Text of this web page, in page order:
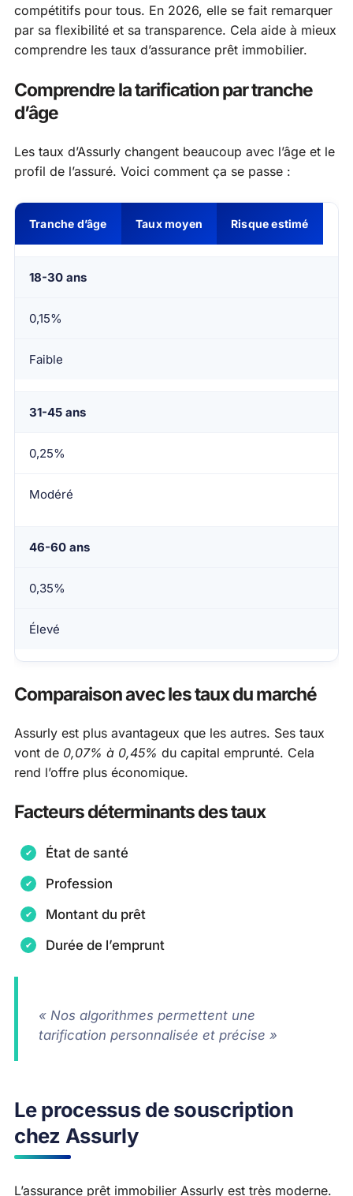
compétitifs pour tous. En 2026, elle se fait remarquer
par sa flexibilité et sa transparence. Cela aide à mieux
comprendre les taux d’assurance prêt immobilier.
Comprendre la tarification par tranche
d’âge
Les taux d’Assurly changent beaucoup avec l’âge et le
profil de l’assuré. Voici comment ça se passe :
Tranche d’âge Taux moyen Risque estimé
18-30 ans
0,15%
Faible
31-45 ans
0,25%
Modéré
46-60 ans
0,35%
Élevé
Comparaison avec les taux du marché
Assurly est plus avantageux que les autres. Ses taux
vont de 0,07% à 0,45% du capital emprunté. Cela
rend l’offre plus économique.
Facteurs déterminants des taux
État de santé
Profession
Montant du prêt
Durée de l’emprunt
« Nos algorithmes permettent une
tarification personnalisée et précise »
Le processus de souscription
chez Assurly
L’assurance prêt immobilier Assurly est très moderne.